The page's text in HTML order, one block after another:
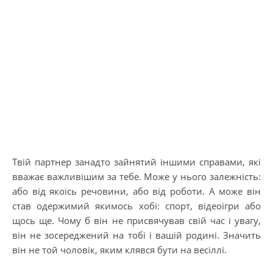
Твій партнер занадто зайнятий іншими справами, які
вважає важливішим за тебе. Може у нього залежність:
або від якоїсь речовини, або від роботи. А може він
став одержимий якимось хобі: спорт, відеоігри або
щось ще. Чому б він не присвячував свій час і увагу,
він не зосереджений на тобі і вашій родині. Значить
він не той чоловік, яким клявся бути на весіллі.